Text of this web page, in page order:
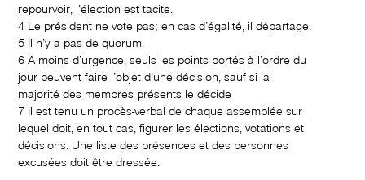
repourvoir, l’élection est tacite.
4 Le président ne vote pas; en cas d’égalité, il départage.
5 Il n’y a pas de quorum.
6 A moins d’urgence, seuls les points portés à l’ordre du
jour peuvent faire l’objet d’une décision, sauf si la
majorité des membres présents le décide
7 Il est tenu un procès-verbal de chaque assemblée sur
lequel doit, en tout cas, figurer les élections, votations et
décisions. Une liste des présences et des personnes
excusées doit être dressée.